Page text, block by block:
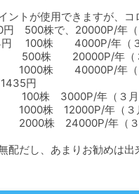
トが使用できますが、コ
株で、20000P/年（３
株 4000P/年（３月
３月・９月
３月・９月
円
月・９月に
３月・９月
３月・９月
だし、あまりお勧めは出